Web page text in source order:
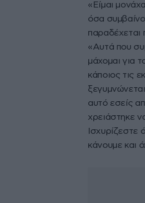
«Είμαι
όσα
παραδέχεται
«Αυτά που
μάχομαι για
κάποιος τις
αυτό εσείς
χρειάστηκε
Ισχυρίζεστε
κάνουμε και